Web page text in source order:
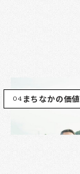
04 まちなかの価